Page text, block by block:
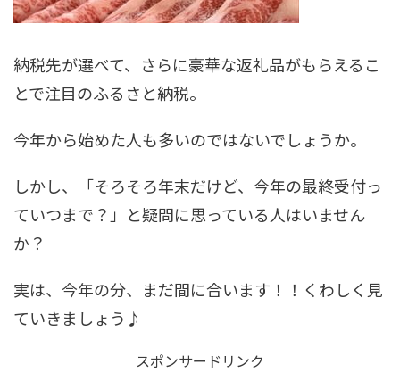
納税先が選べて、さらに豪華な返礼品がもらえるこ
とで注目のふるさと納税。
今年から始めた人も多いのではないでしょうか。
しかし、「そろそろ年末だけど、今年の最終受付っ
ていつまで？」と疑問に思っている人はいません
か？
実は、今年の分、まだ間に合います！！くわしく見
ていきましょう♪
スポンサードリンク